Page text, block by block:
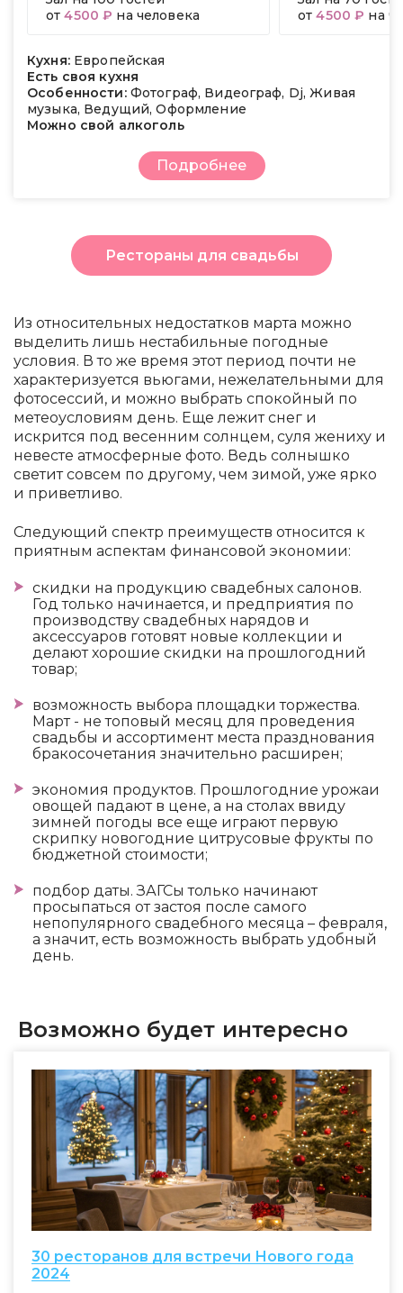
от4500 ₽ на человека
от4500 ₽ на
Кухня: Европейская
Есть своя кухня
Особенности: Фотограф, Видеограф, Dj, Живая
музыка, Ведущий, Оформление
Можно свой алкоголь
Подробнее
Рестораны для свадьбы
Из относительных недостатков марта можно
выделить лишь нестабильные погодные
условия. В то же время этот период почти не
характеризуется вьюгами, нежелательными для
фотосессий, и можно выбрать спокойный по
метеоусловиям день. Еще лежит снег и
искрится под весенним солнцем, суля жениху и
невесте атмосферные фото. Ведь солнышко
светит совсем по другому, чем зимой, уже ярко
и приветливо.
Следующий спектр преимуществ относится к
приятным аспектам финансовой экономии:
скидки на продукцию свадебных салонов.
Год только начинается, и предприятия по
производству свадебных нарядов и
аксессуаров готовят новые коллекции и
делают хорошие скидки на прошлогодний
товар;
возможность выбора площадки торжества.
Март - не топовый месяц для проведения
свадьбы и ассортимент места празднования
бракосочетания значительно расширен;
экономия продуктов. Прошлогодние урожаи
овощей падают в цене, а на столах ввиду
зимней погоды все еще играют первую
скрипку новогодние цитрусовые фрукты по
бюджетной стоимости;
подбор даты. ЗАГСы только начинают
просыпаться от застоя после самого
непопулярного свадебного месяца – февраля,
а значит, есть возможность выбрать удобный
день.
Возможно будет интересно
30 ресторанов для встречи Нового года
2024